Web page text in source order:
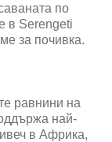
по
в Serengeti
за почивка.
равнини на
най-
в Африка,